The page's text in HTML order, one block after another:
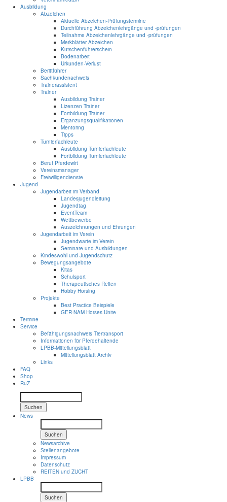
Ausbildung
Abzeichen
Aktuelle Abzeichen-Prüfungstermine
Durchführung Abzeichenlehrgänge und -prüfungen
Teilnahme Abzeichenlehrgänge und -prüfungen
Merkblätter Abzeichen
Kutschenführerschein
Bodenarbeit
Urkunden-Verlust
Berittführer
Sachkundenachweis
Trainerassistent
Trainer
Ausbildung Trainer
Lizenzen Trainer
Fortbildung Trainer
Ergänzungsqualifikationen
Mentoring
Tipps
Turnierfachleute
Ausbildung Turnierfachleute
Fortbildung Turnierfachleute
Beruf Pferdewirt
Vereinsmanager
Freiwilligendienste
Jugend
Jugendarbeit im Verband
Landesjugendleitung
Jugendtag
EventTeam
Wettbewerbe
Auszeichnungen und Ehrungen
Jugendarbeit im Verein
Jugendwarte im Verein
Seminare und Ausbildungen
Kindeswohl und Jugendschutz
Bewegungsangebote
Kitas
Schulsport
Therapeutisches Reiten
Hobby Horsing
Projekte
Best Practice Beispiele
GER-NAM Horses Unite
Termine
Service
Befähigungsnachweis Tiertransport
Informationen für Pferdehaltende
LPBB-Mitteilungsblatt
Mitteilungsblatt Archiv
Links
FAQ
Shop
RuZ
Suchen
News
Suchen
Newsarchive
Stellenangebote
Impressum
Datenschutz
REITEN und ZUCHT
LPBB
Suchen